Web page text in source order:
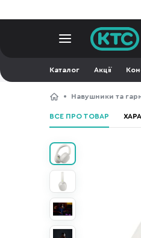
Каталог Акції
Навушники та
ВСЕ ПРО ТОВАР